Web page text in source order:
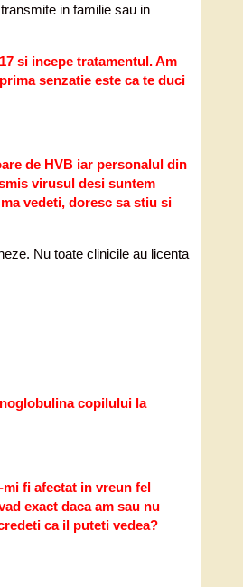
in familie sau in
si incepe tratamentul. Am
senzatie este ca te duci
de HVB iar personalul din
virusul desi suntem
vedeti, doresc sa stiu si
Nu toate clinicile au licenta
copilului la
fi afectat in vreun fel
exact daca am sau nu
ca il puteti vedea?